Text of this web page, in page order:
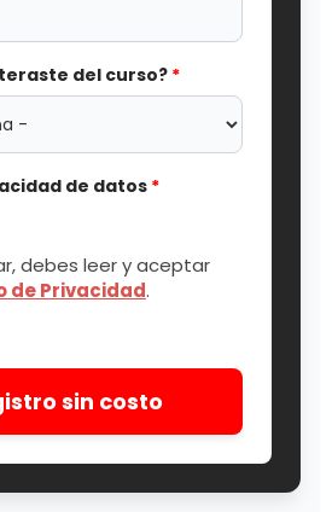
del curso?*
de datos *
debes leer y aceptar
de Privacidad.